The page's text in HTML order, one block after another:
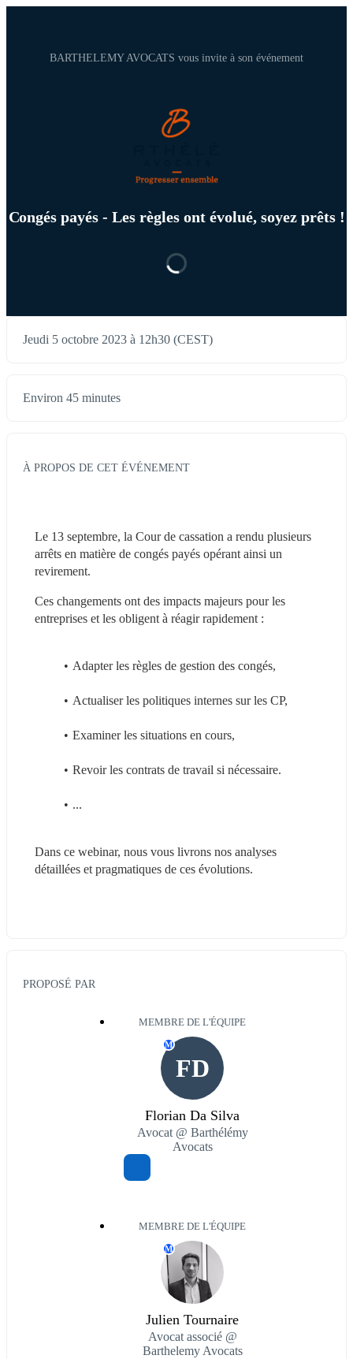
BARTHELEMY AVOCATS vous invite à son événement
Congés payés - Les règles ont évolué, soyez prêts !
Jeudi 5 octobre 2023 à 12h30 (CEST)
Environ 45 minutes
À PROPOS DE CET ÉVÉNEMENT
Le 13 septembre, la Cour de cassation a rendu plusieurs
arrêts en matière de congés payés opérant ainsi un
revirement.
Ces changements ont des impacts majeurs pour les
entreprises et les obligent à réagir rapidement :
Adapter les règles de gestion des congés,
Actualiser les politiques internes sur les CP,
Examiner les situations en cours,
Revoir les contrats de travail si nécessaire.
...
Dans ce webinar, nous vous livrons nos analyses
détaillées et pragmatiques de ces évolutions.
PROPOSÉ PAR
MEMBRE DE L'ÉQUIPE
FD
M
Florian Da Silva
Avocat @ Barthélémy
Avocats
MEMBRE DE L'ÉQUIPE
M
Julien Tournaire
Avocat associé @
Barthelemy Avocats